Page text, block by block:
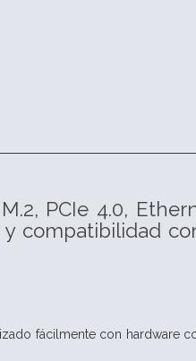
PCIe 4.0,
compatibilidad
fácilmente con hardware